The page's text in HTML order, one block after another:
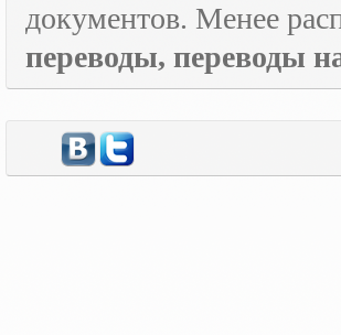
документов. Менее
переводы, переводы